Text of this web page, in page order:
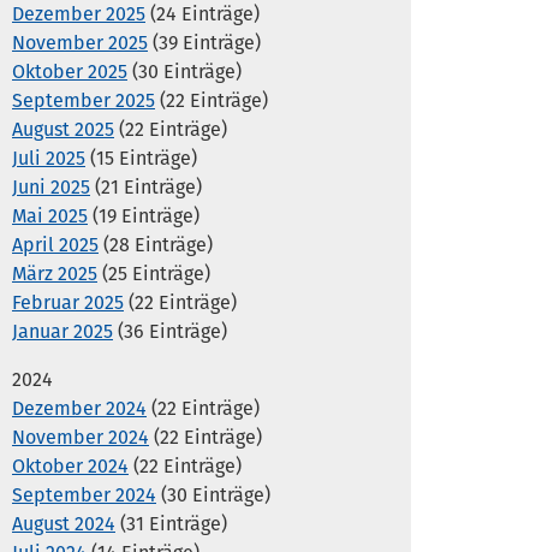
Dezember 2025 (24 Einträge)
November 2025 (39 Einträge)
Oktober 2025 (30 Einträge)
September 2025 (22 Einträge)
August 2025 (22 Einträge)
Juli 2025 (15 Einträge)
Juni 2025 (21 Einträge)
Mai 2025 (19 Einträge)
April 2025 (28 Einträge)
März 2025 (25 Einträge)
Februar 2025 (22 Einträge)
Januar 2025 (36 Einträge)
2024
Dezember 2024 (22 Einträge)
November 2024 (22 Einträge)
Oktober 2024 (22 Einträge)
September 2024 (30 Einträge)
August 2024 (31 Einträge)